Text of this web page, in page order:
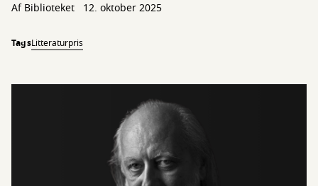
Af Biblioteket 12. oktober 2025
TagsLitteraturpris